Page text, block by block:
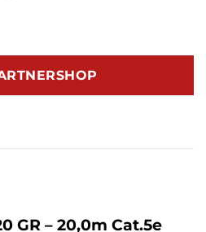
GR – 20,0m Cat.5e